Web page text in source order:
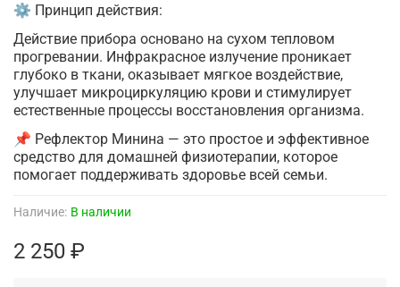
Наличие: В наличии
2 250 ₽
⚙️ Принцип действия:
Действие прибора основано на сухом тепловом
прогревании. Инфракрасное излучение проникает
глубоко в ткани, оказывает мягкое воздействие,
улучшает микроциркуляцию крови и стимулирует
естественные процессы восстановления организма.
📌 Рефлектор Минина — это простое и эффективное
средство для домашней физиотерапии, которое
помогает поддерживать здоровье всей семьи.